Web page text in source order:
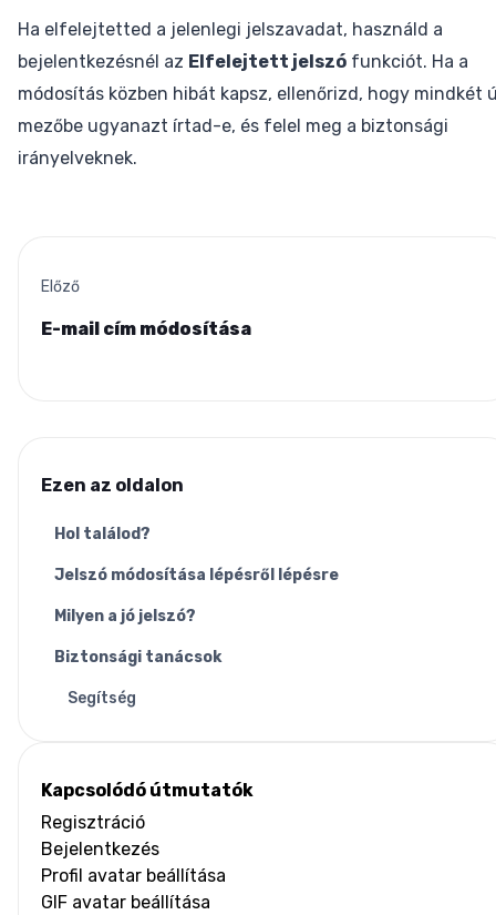
Ha elfelejtetted a jelenlegi jelszavadat, használd a
bejelentkezésnél az Elfelejtett jelszó funkciót. Ha a
módosítás közben hibát kapsz, ellenőrizd, hogy mindkét
mezőbe ugyanazt írtad-e, és felel meg a biztonsági
irányelveknek.
Előző
E-mail cím módosítása
Ezen az oldalon
Hol találod?
Jelszó módosítása lépésről lépésre
Milyen a jó jelszó?
Biztonsági tanácsok
Segítség
Kapcsolódó útmutatók
Regisztráció
Bejelentkezés
Profil avatar beállítása
GIF avatar beállítása